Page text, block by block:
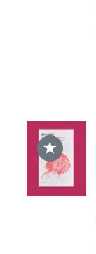
★
DODAJ
DO
KOSZYKA
/
SZCZEGÓŁY